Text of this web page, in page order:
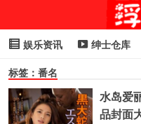
娱乐资讯 绅士仓库
浮力GIF
cosplay
标签：番名
水岛爱
品封面